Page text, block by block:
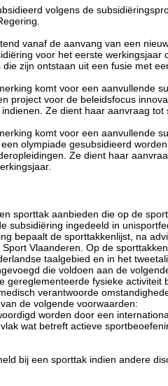
volgens de
vanaf de aanvang van een
voor het eerste
zijn ontstaan uit een fusie met
komt voor een aanvullende
project voor de beleidsfocus
Ze dient haar aanvraag
komt voor een aanvullende
olympiade gesubsidieerd
Ze dient haar
sporttak aanbieden die op de
subsidiëring ingedeeld in
bepaalt de sporttakkenlijst, na
Vlaanderen. Op de
taalgebied en in het
die voldoen aan de
gereglementeerde fysieke
verantwoorde
de volgende voorwaarden:
worden door een
wat betreft actieve
bij een sporttak indien andere